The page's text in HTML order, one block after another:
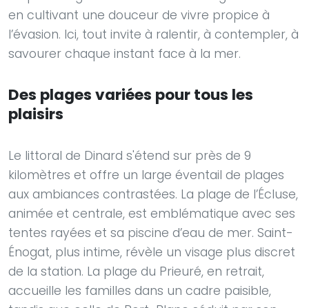
en cultivant une douceur de vivre propice à
l’évasion. Ici, tout invite à ralentir, à contempler, à
savourer chaque instant face à la mer.
Des plages variées pour tous les
plaisirs
Le littoral de Dinard s'étend sur près de 9
kilomètres et offre un large éventail de plages
aux ambiances contrastées. La plage de l’Écluse,
animée et centrale, est emblématique avec ses
tentes rayées et sa piscine d’eau de mer. Saint-
Énogat, plus intime, révèle un visage plus discret
de la station. La plage du Prieuré, en retrait,
accueille les familles dans un cadre paisible,